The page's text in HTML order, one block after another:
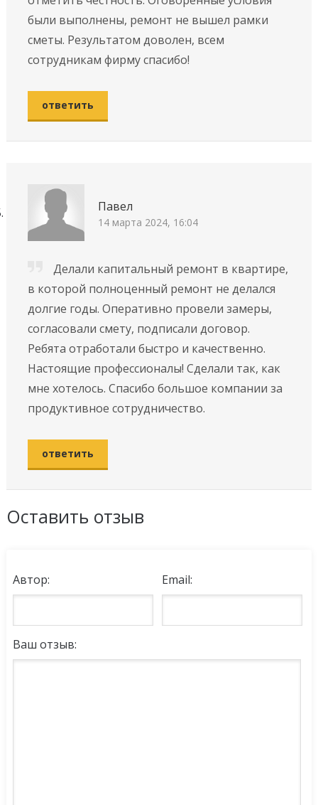
были выполнены, ремонт не вышел рамки
сметы. Результатом доволен, всем
сотрудникам фирму спасибо!
ответить
Павел
14 марта 2024, 16:04
Делали капитальный ремонт в квартире,
в которой полноценный ремонт не делался
долгие годы. Оперативно провели замеры,
согласовали смету, подписали договор.
Ребята отработали быстро и качественно.
Настоящие профессионалы! Сделали так, как
мне хотелось. Спасибо большое компании за
продуктивное сотрудничество.
ответить
Оставить отзыв
Автор: Email:
Ваш отзыв: